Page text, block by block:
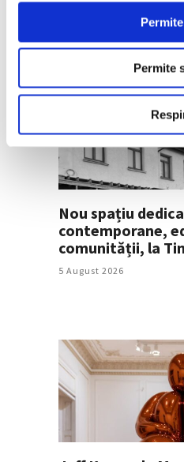
Permite
Nou spațiu
contemporane,
comunității, la
5 August 2026